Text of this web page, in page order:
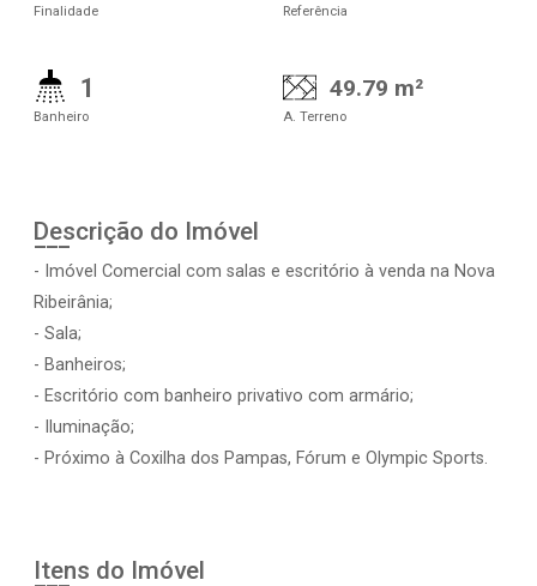
Finalidade Referência
1
Banheiro
49.79 m²
A. Terreno
Descrição do Imóvel
- Imóvel Comercial com salas e escritório à venda na Nova
Ribeirânia;
- Sala;
- Banheiros;
- Escritório com banheiro privativo com armário;
- Iluminação;
- Próximo à Coxilha dos Pampas, Fórum e Olympic Sports.
Itens do Imóvel